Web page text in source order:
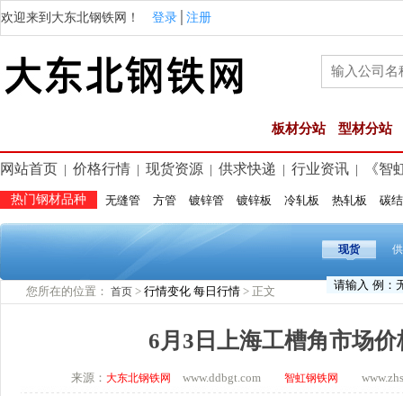
欢迎来到大东北钢铁网！ 登录 注册
板材分站 型材分站
网站首页 价格行情 现货资源 供求快递 行业资讯 《智
热门钢材品种 无缝管 方管 镀锌管 镀锌板 冷轧板 热轧板 碳
现货
您所在的位置： 首页 > 行情变化 每日行情 > 正文
6月3日上海工槽角市场价
来源： 大东北钢铁网 www.ddbgt.com 智虹钢铁网